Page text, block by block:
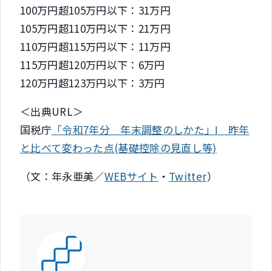
100万円超105万円以下：31万円
105万円超110万円以下：21万円
110万円超115万円以下：11万円
115万円超120万円以下：6万円
120万円超123万円以下：3万円
＜出典URL＞
国税庁 「令和7年分 年末調整のしかた」Ⅰ 昨年
と比べて変わった点(基礎控除の見直し等)
（文：年永亜美／WEBサイト ・ Twitter）